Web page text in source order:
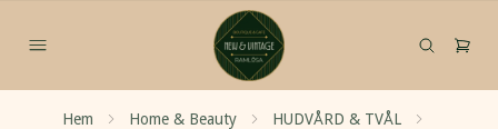
Hem Home & Beauty
HUDVÅRD & TVÅL